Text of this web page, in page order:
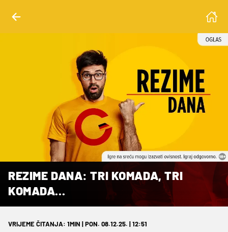
REZIME DANA: TRI KOMADA, TRI
KOMADA...
VRIJEME ČITANJA: 1MIN | PON. 08.12.25. | 12:51